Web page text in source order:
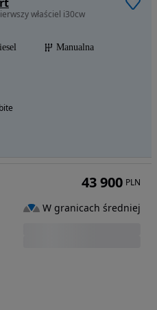
właściel i30cw
Manualna
43 900 PLN
W granicach średniej